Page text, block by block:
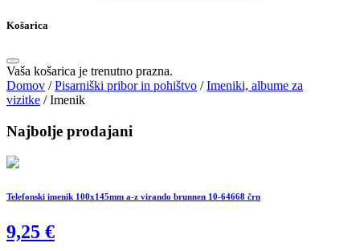
Košarica
Vaša košarica je trenutno prazna.
Domov /Pisarniški pribor in pohištvo /Imeniki, albume za
vizitke /Imenik
Najbolje prodajani
Telefonski imenik 100x145mm a-z virando brunnen 10-64668 črn
9,25 €